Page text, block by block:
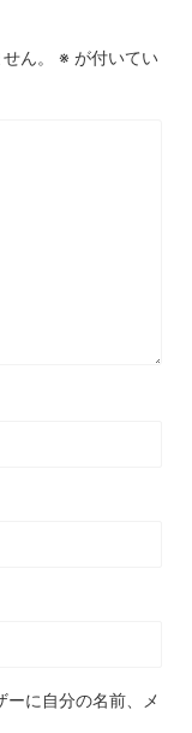
ん。 ※ が付いてい
ーに自分の名前、メ